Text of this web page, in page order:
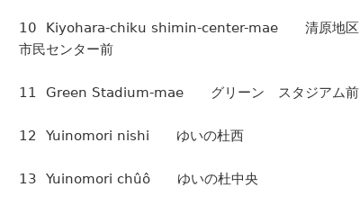
10 Kiyohara-chiku shimin-center-mae 清原地区
市民センター前
11 Green Stadium-mae グリーン スタジアム前
12 Yuinomori nishi ゆいの杜西
13 Yuinomori chûô ゆいの杜中央